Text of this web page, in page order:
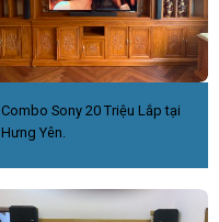
Combo Sony 20 Triệu Lắp tại
Hưng Yên.